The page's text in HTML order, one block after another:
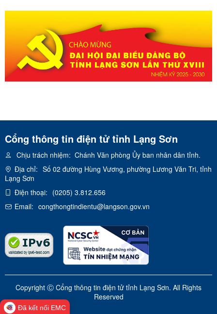
Cổng thông tin điện tử tỉnh Lạng Sơn
Chịu trách nhiệm: Chánh Văn phòng Ủy ban nhân dân tỉnh.
Địa chỉ: Số 02 đường Hùng Vương, phường Lương Văn Tri, tỉnh
Lạng Sơn
Điện thoại: (0205) 3.812.656
Email: congthongtindientu@langson.gov.vn
Copyright Ⓒ Cổng thông tin điện tử tỉnh Lạng Sơn. All Rights
Reserved
Đã kết nối EMC